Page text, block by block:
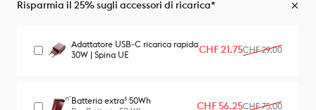
Risparmia il 25% sugli accessori di ricarica*
Adattatore USB-C ricarica rapida
30W | Spina UE
Prezzo scontato
CHF 21.75
Prezzo di listino
CHF 29.00
Batteria extra³ 50Wh
Prezzo scontato
CHF 56.25
Prezzo di listino
CHF 75.00